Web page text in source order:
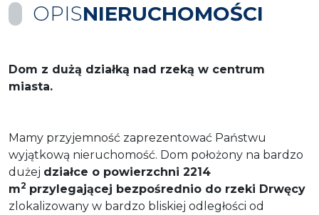
OPISNIERUCHOMOŚCI
Dom z dużą działką nad rzeką w centrum
miasta.
Mamy przyjemność zaprezentować Państwu
wyjątkową nieruchomość. Dom położony na bardzo
dużej działce o powierzchni 2214
m2 przylegającej bezpośrednio do rzeki Drwęcy
zlokalizowany w bardzo bliskiej odległości od